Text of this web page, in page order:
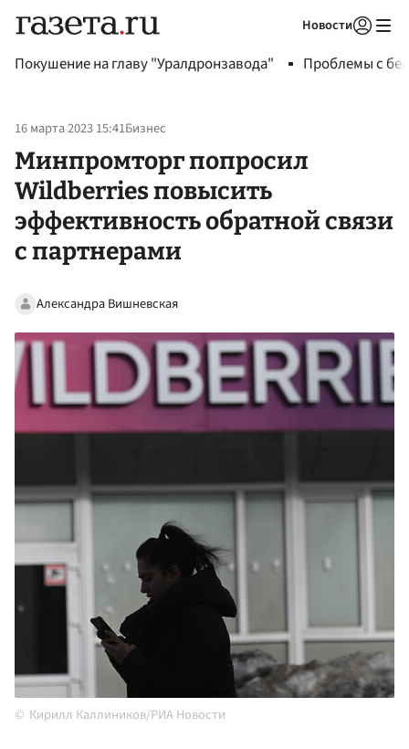
Новости
Покушение на главу "Уралдронзавода" Проблемы с
16 марта 2023 15:41Бизнес
Минпромторг попросил
Wildberries повысить
эффективность обратной связи
с партнерами
Александра Вишневская
Кирилл Каллиников/РИА Новости